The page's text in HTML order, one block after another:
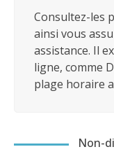
Consultez-les
ainsi vous
assistance. Il
ligne, comme
plage horaire
Non-